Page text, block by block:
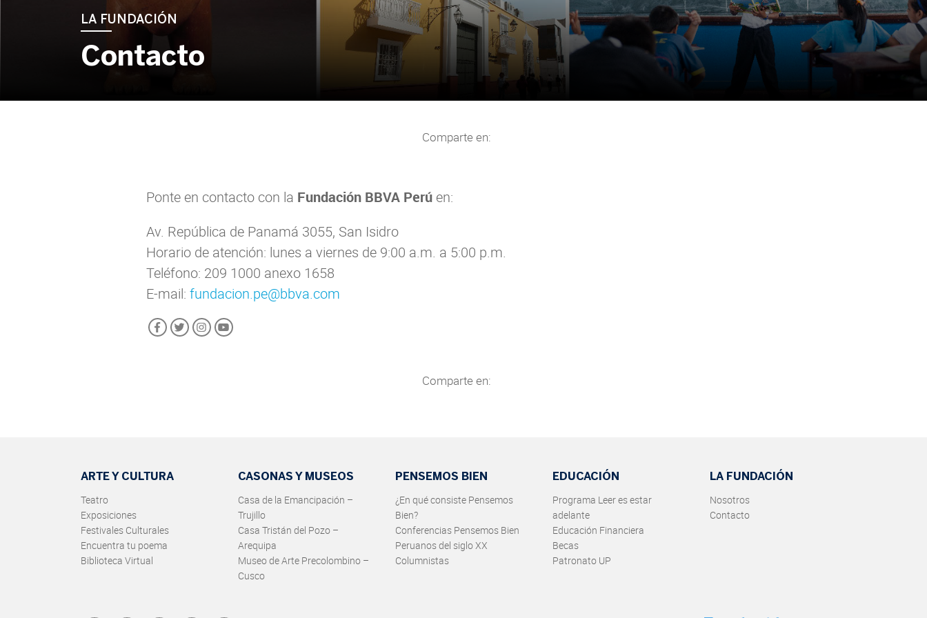
LA FUNDACIÓN
Contacto
Comparte en:
Ponte en contacto con la Fundación BBVA Perú en:
Av. República de Panamá 3055, San Isidro
Horario de atención: lunes a viernes de 9:00 a.m. a 5:00 p.m.
Teléfono: 209 1000 anexo 1658
E-mail: fundacion.pe@bbva.com
Comparte en:
ARTE Y CULTURA
Teatro
Exposiciones
Festivales Culturales
Encuentra tu poema
Biblioteca Virtual
CASONAS Y MUSEOS
Casa de la Emancipación –
Trujillo
Casa Tristán del Pozo –
Arequipa
Museo de Arte Precolombino –
Cusco
PENSEMOS BIEN
¿En qué consiste Pensemos
Bien?
Conferencias Pensemos Bien
Peruanos del siglo XX
Columnistas
EDUCACIÓN
Programa Leer es estar
adelante
Educación Financiera
Becas
Patronato UP
LA FUNDACIÓN
Nosotros
Contacto